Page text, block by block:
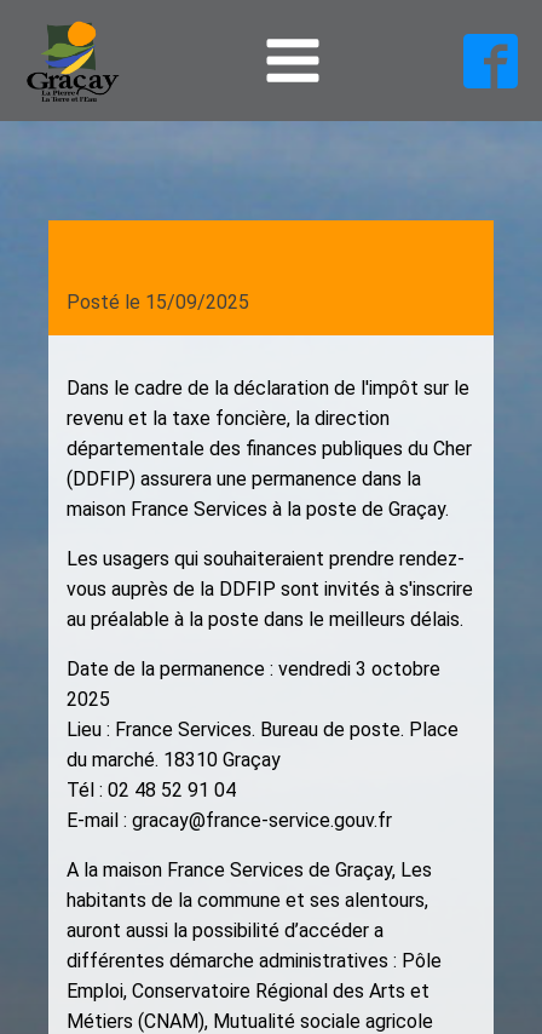
Posté le 15/09/2025
Dans le cadre de la déclaration de l'impôt sur le
revenu et la taxe foncière, la direction
départementale des finances publiques du Cher
(DDFIP) assurera une permanence dans la
maison France Services à la poste de Graçay.
Les usagers qui souhaiteraient prendre rendez-
vous auprès de la DDFIP sont invités à s'inscrire
au préalable à la poste dans le meilleurs délais.
Date de la permanence : vendredi 3 octobre
2025
Lieu : France Services. Bureau de poste. Place
du marché. 18310 Graçay
Tél : 02 48 52 91 04
E-mail : gracay@france-service.gouv.fr
A la maison France Services de Graçay, Les
habitants de la commune et ses alentours,
auront aussi la possibilité d’accéder a
différentes démarche administratives : Pôle
Emploi, Conservatoire Régional des Arts et
Métiers (CNAM), Mutualité sociale agricole